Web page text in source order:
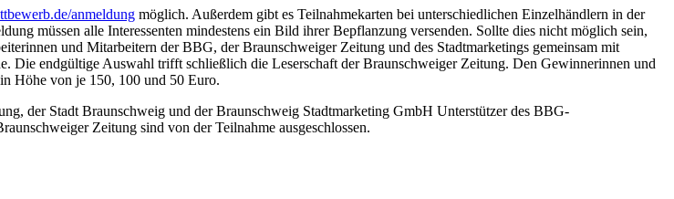
anmeldung möglich. Außerdem gibt es Teilnahmekarten bei unterschiedlichen Einzelhändlern in der
müssen alle Interessenten mindestens ein Bild ihrer Bepflanzung versenden. Sollte dies nicht möglich sein,
und Mitarbeitern der BBG, der Braunschweiger Zeitung und des Stadtmarketings gemeinsam mit
Die endgültige Auswahl trifft schließlich die Leserschaft der Braunschweiger Zeitung. Den Gewinnerinnen und
Höhe von je 150, 100 und 50 Euro.
der Stadt Braunschweig und der Braunschweig Stadtmarketing GmbH Unterstützer des BBG-
Zeitung sind von der Teilnahme ausgeschlossen.